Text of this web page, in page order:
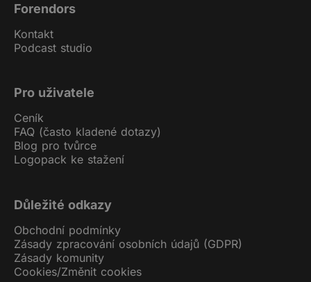
Forendors
Kontakt
Podcast studio
Pro uživatele
Ceník
FAQ (často kladené dotazy)
Blog pro tvůrce
Logopack ke stažení
Důležité odkazy
Obchodní podmínky
Zásady zpracování osobních údajů (GDPR)
Zásady komunity
Cookies/Změnit cookies